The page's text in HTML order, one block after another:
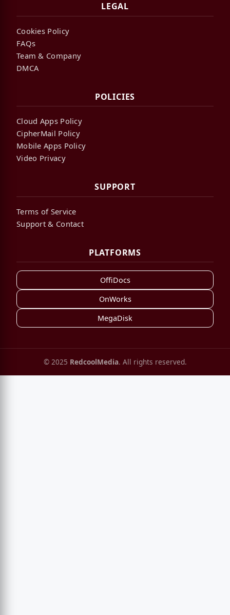
LEGAL
Cookies Policy
FAQs
Team & Company
DMCA
POLICIES
Cloud Apps Policy
CipherMail Policy
Mobile Apps Policy
Video Privacy
SUPPORT
Terms of Service
Support & Contact
PLATFORMS
OffiDocs
OnWorks
MegaDisk
© 2025 RedcoolMedia. All rights reserved.